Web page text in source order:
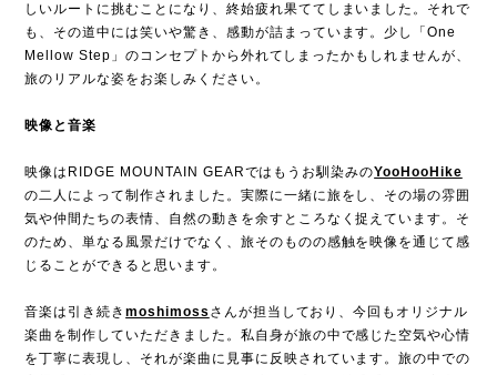
しいルートに挑むことになり、終始疲れ果ててしまいました。それで
も、その道中には笑いや驚き、感動が詰まっています。少し「One
Mellow Step」のコンセプトから外れてしまったかもしれませんが、
旅のリアルな姿をお楽しみください。
映像と音楽
映像はRIDGE MOUNTAIN GEARではもうお馴染みのYooHooHike
の二人によって制作されました。実際に一緒に旅をし、その場の雰囲
気や仲間たちの表情、自然の動きを余すところなく捉えています。そ
のため、単なる風景だけでなく、旅そのものの感触を映像を通じて感
じることができると思います。
音楽は引き続きmoshimoss さんが担当しており、今回もオリジナル
楽曲を制作していただきました。私自身が旅の中で感じた空気や心情
を丁寧に表現し、それが楽曲に見事に反映されています。旅の中での